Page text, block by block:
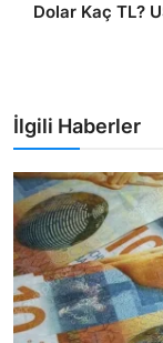
Dolar Kaç TL?
İlgili Haberler